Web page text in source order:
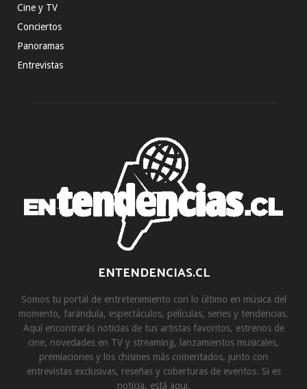
Cine y TV
Conciertos
Panoramas
Entrevistas
ENTENDENCIAS.CL
Somos tu portal de entretenimiento con lo último en música del
momento, farándula, espectáculos, películas, series y tendencias.
Aquí encontrarás noticias de tus artistas favoritos, estrenos de
cine, novedades en TV y streaming, lanzamientos musicales,
premiaciones y los chismes más comentados, junto con
entrevistas exclusivas, reseñas y coberturas de eventos. Si es
noticia, está aquí.